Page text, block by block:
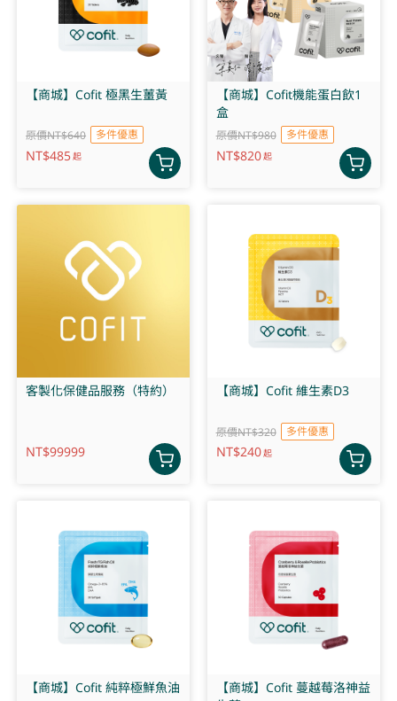
【商城】Cofit 極黑生薑黃
原價NT$640 多件優惠
NT$485起
【商城】Cofit機能蛋白飲1
盒
原價NT$980 多件優惠
NT$820起
客製化保健品服務（特約）
NT$99999
【商城】Cofit 維生素D3
原價NT$320 多件優惠
NT$240起
【商城】Cofit 純粹極鮮魚油
【商城】Cofit 蔓越莓洛神益